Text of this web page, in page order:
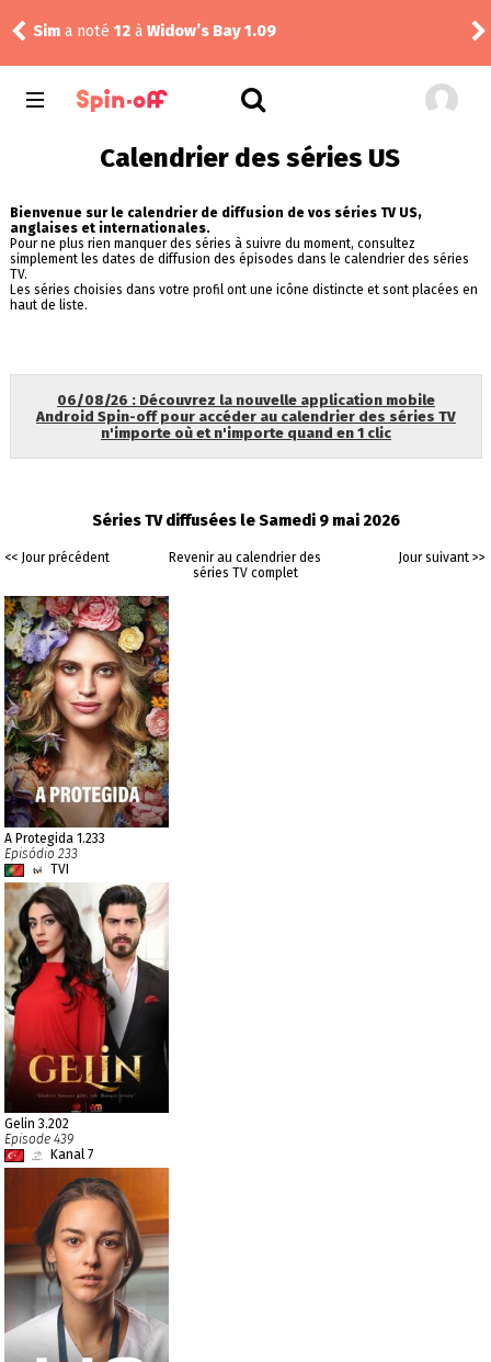
Sim a noté 12 à Widow’s Bay 1.09
Calendrier des séries US
Bienvenue sur le calendrier de diffusion de vos séries TV US,
anglaises et internationales.
Pour ne plus rien manquer des séries à suivre du moment, consultez
simplement les dates de diffusion des épisodes dans le calendrier des séries
TV.
Les séries choisies dans votre profil ont une icône distincte et sont placées en
haut de liste.
06/08/26 : Découvrez la nouvelle application mobile
Android Spin-off pour accéder au calendrier des séries TV
n'importe où et n'importe quand en 1 clic
Séries TV diffusées le Samedi 9 mai 2026
<< Jour précédent
Revenir au calendrier des
séries TV complet
Jour suivant >>
A Protegida 1.233
Episódio 233
TVI
Gelin 3.202
Episode 439
Kanal 7